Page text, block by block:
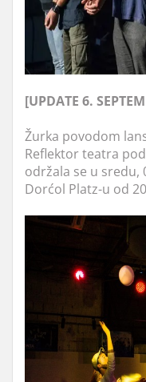
[UPDATE 6.
Žurka povodom
Reflektor teatra
održala se u sredu,
Dorćol Platz-u od